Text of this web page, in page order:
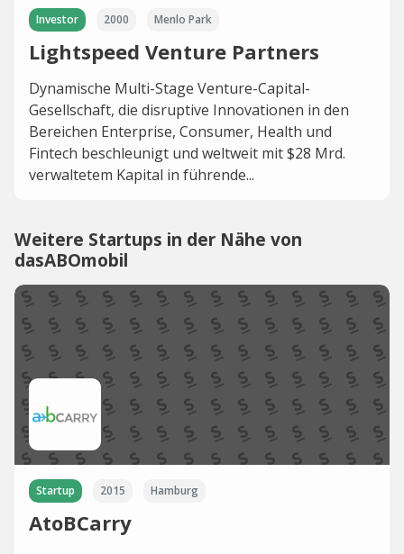
Investor 2000 Menlo Park
Lightspeed Venture Partners
Dynamische Multi-Stage Venture-Capital-
Gesellschaft, die disruptive Innovationen in den
Bereichen Enterprise, Consumer, Health und
Fintech beschleunigt und weltweit mit $28 Mrd.
verwaltetem Kapital in führende...
Weitere Startups in der Nähe von
dasABOmobil
Startup 2015 Hamburg
AtoBCarry